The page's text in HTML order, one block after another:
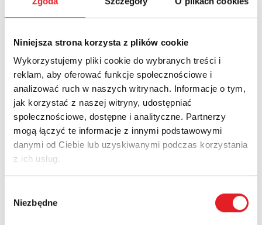
Niniejsza strona korzysta z plików cookie
Wykorzystujemy pliki cookie do wybranych treści i
reklam, aby oferować funkcje społecznościowe i
analizować ruch w naszych witrynach. Informacje o tym,
jak korzystać z naszej witryny, udostępniać
społecznościowe, dostępne i analityczne. Partnerzy
mogą łączyć te informacje z innymi podstawowymi
danymi od Ciebie lub uzyskiwanymi podczas korzystania
z ich usług.
zgody
Niezbędne
Ask for the details of the offer
Name: *
Email: *
Company: